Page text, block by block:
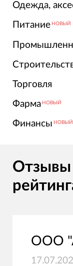
Одежда,
Питание НОВЫЙ
Торговля
Фарма НОВЫЙ
Финансы НОВЫЙ
Отзывы
ООО